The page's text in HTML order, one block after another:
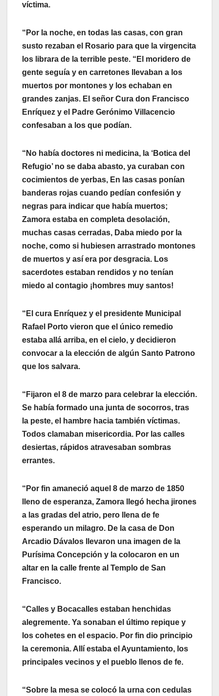
víctima.
“Por la noche, en todas las casas, con gran
susto rezaban el Rosario para que la virgencita
los librara de la terrible peste. “El moridero de
gente seguía y en carretones llevaban a los
muertos por montones y los echaban en
grandes zanjas. El señor Cura don Francisco
Enríquez y el Padre Gerónimo Villacencio
confesaban a los que podían.
“No había doctores ni medicina, la ‘Botica del
Refugio’ no se daba abasto, ya curaban con
cocimientos de yerbas, En las casas ponían
banderas rojas cuando pedían confesión y
negras para indicar que había muertos;
Zamora estaba en completa desolación,
muchas casas cerradas, Daba miedo por la
noche, como si hubiesen arrastrado montones
de muertos y así era por desgracia. Los
sacerdotes estaban rendidos y no tenían
miedo al contagio ¡hombres muy santos!
“El cura Enríquez y el presidente Municipal
Rafael Porto vieron que el único remedio
estaba allá arriba, en el cielo, y decidieron
convocar a la elección de algún Santo Patrono
que los salvara.
“Fijaron el 8 de marzo para celebrar la elección.
Se había formado una junta de socorros, tras
la peste, el hambre hacia también víctimas.
Todos clamaban misericordia. Por las calles
desiertas, rápidos atravesaban sombras
errantes.
“Por fin amaneció aquel 8 de marzo de 1850
lleno de esperanza, Zamora llegó hecha jirones
a las gradas del atrio, pero llena de fe
esperando un milagro. De la casa de Don
Arcadio Dávalos llevaron una imagen de la
Purísima Concepción y la colocaron en un
altar en la calle frente al Templo de San
Francisco.
“Calles y Bocacalles estaban henchidas
alegremente. Ya sonaban el último repique y
los cohetes en el espacio. Por fin dio principio
la ceremonia. Allí estaba el Ayuntamiento, los
principales vecinos y el pueblo llenos de fe.
“Sobre la mesa se colocó la urna con cedulas